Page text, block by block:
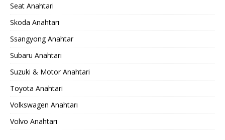
Seat Anahtari
Skoda Anahtarı
Ssangyong Anahtar
Subaru Anahtarı
Suzuki & Motor Anahtari
Toyota Anahtari
Volkswagen Anahtarı
Volvo Anahtarı